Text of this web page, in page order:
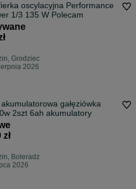
oscylacyjna Performance
1/3 135 W Polecam
Grodziec
2026
akumulatorowa gałęziówka
1500w 2szt 6ah akumulatory
zł
Boleradz
2026